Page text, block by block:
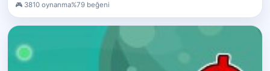
3810 oynanma%79 beğeni